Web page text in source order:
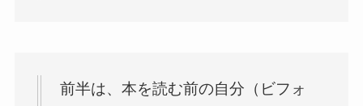
前半は、本を読む前の自分（ビフォ